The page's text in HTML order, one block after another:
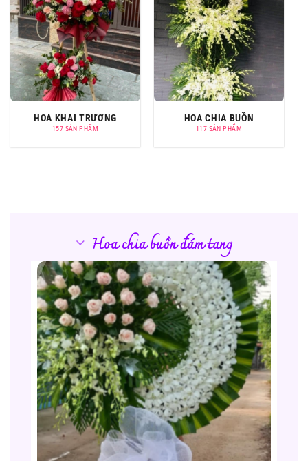
HOA KHAI TRƯƠNG
157 SẢN PHẨM
HOA CHIA BUỒN
117 SẢN PHẨM
Hoa chia buồn đám tang